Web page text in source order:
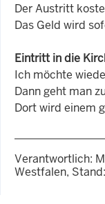
Der Austritt
Das Geld wird
Eintritt in die
Ich möchte
Dann geht man
Dort wird einem
Verantwortlich:
Westfalen,